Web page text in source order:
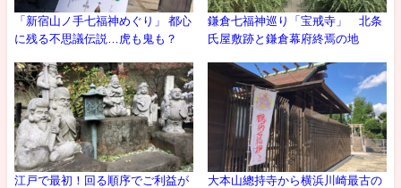
「新宿山ノ手七福神めぐり」 都心
に残る不思議伝説…虎も鬼も？
鎌倉七福神巡り「宝戒寺」 北条
氏屋敷跡と鎌倉幕府終焉の地
江戸で最初！回る順序でご利益が
大本山總持寺から横浜川崎最古の